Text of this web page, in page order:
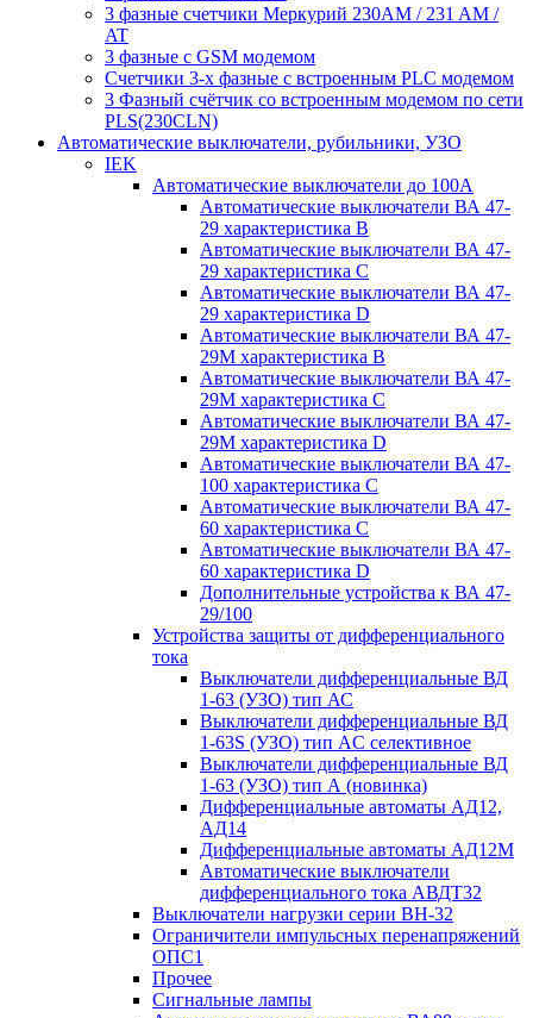
3 фазные счетчики Меркурий 230AM / 231 AM /
AT
3 фазные с GSM модемом
Счетчики 3-х фазные с встроенным PLC модемом
3 Фазный счётчик со встроенным модемом по сети
PLS(230CLN)
Автоматические выключатели, рубильники, УЗО
IEK
Автоматические выключатели до 100A
Автоматические выключатели ВА 47-
29 характеристика В
Автоматические выключатели ВА 47-
29 характеристика C
Автоматические выключатели ВА 47-
29 характеристика D
Автоматические выключатели ВА 47-
29M характеристика В
Автоматические выключатели ВА 47-
29M характеристика C
Автоматические выключатели ВА 47-
29M характеристика D
Автоматические выключатели ВА 47-
100 характеристика C
Автоматические выключатели ВА 47-
60 характеристика C
Автоматические выключатели ВА 47-
60 характеристика D
Дополнительные устройства к ВА 47-
29/100
Устройства защиты от дифференциального
тока
Выключатели дифференциальные ВД
1-63 (УЗО) тип АС
Выключатели дифференциальные ВД
1-63S (УЗО) тип АC селективное
Выключатели дифференциальные ВД
1-63 (УЗО) тип А (новинка)
Дифференциальные автоматы АД12,
АД14
Дифференциальные автоматы АД12М
Автоматические выключатели
дифференциального тока АВДТ32
Выключатели нагрузки серии ВН-32
Ограничители импульсных перенапряжений
ОПС1
Прочее
Сигнальные лампы